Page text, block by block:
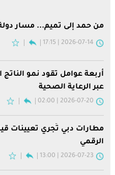
من حمد إلى تميم... مسار
2026-07-14 | 17:15
أربعة عوامل تقود نمو
عبر الرعاية الصحية
2026-07-20 | 02:00
مطارات دبي تُجري تعيينات
الرقمي
2026-07-23 | 13:00